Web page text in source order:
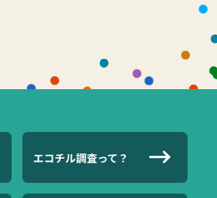
エコチル調査って？